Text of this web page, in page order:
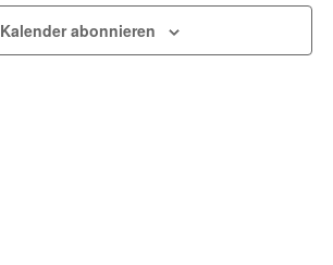
Kalender abonnieren